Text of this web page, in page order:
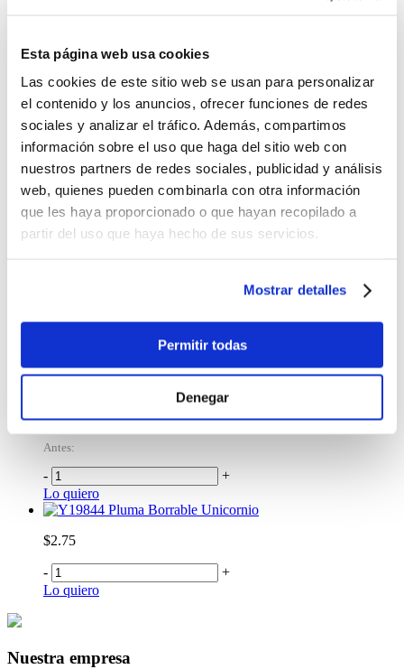
Esta página web usa cookies
Las cookies de este sitio web se usan para personalizar
el contenido y los anuncios, ofrecer funciones de redes
sociales y analizar el tráfico. Además, compartimos
información sobre el uso que haga del sitio web con
nuestros partners de redes sociales, publicidad y análisis
web, quienes pueden combinarla con otra información
que les haya proporcionado o que hayan recopilado a
partir del uso que haya hecho de sus servicios.
Mostrar detalles
Permitir todas
Denegar
Pluma Bic cristal 1a1n1r blx3
$1.25
-
+
Lo quiero
%OFF
Bolígrafo Varita Harry Potter: Voldemort Wand
Pen
$15.23
Pluma Abs, Tinta Negra, Diseño Deportes 1 x
$0.45
Antes:
-
+
Lo quiero
Pluma Borrable Unicornio
$2.75
-
+
Lo quiero
Nuestra empresa